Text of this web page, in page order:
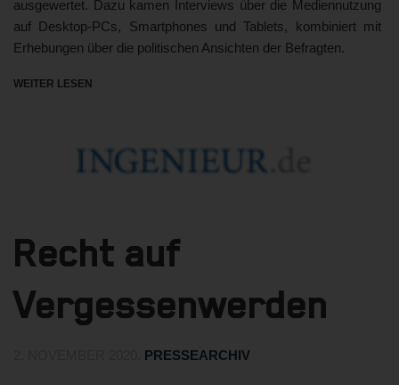
ausgewertet. Dazu kamen Interviews über die Mediennutzung
auf Desktop-PCs, Smartphones und Tablets, kombiniert mit
Erhebungen über die politischen Ansichten der Befragten.
WEITER LESEN
Recht auf
Vergessenwerden
PRESSEARCHIV